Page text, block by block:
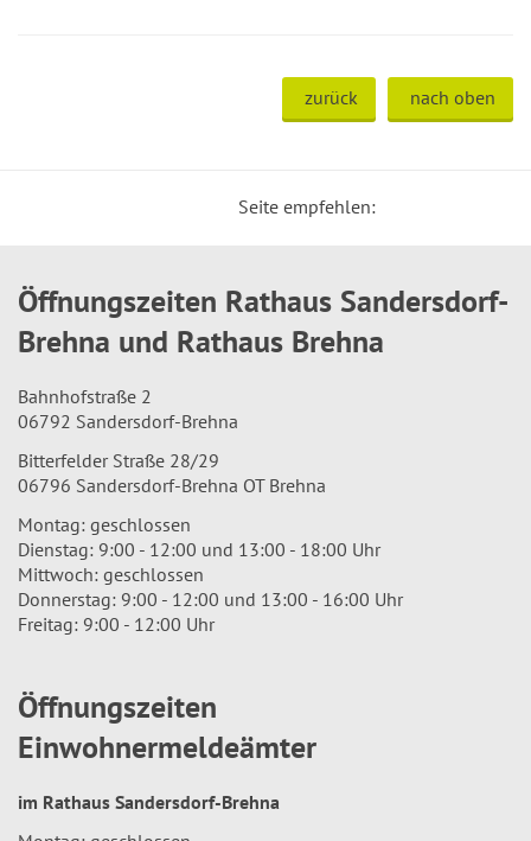
zurück nach oben
Seite empfehlen:
Öffnungszeiten Rathaus Sandersdorf-
Brehna und Rathaus Brehna
Bahnhofstraße 2
06792 Sandersdorf-Brehna
Bitterfelder Straße 28/29
06796 Sandersdorf-Brehna OT Brehna
Montag: geschlossen
Dienstag: 9:00 - 12:00 und 13:00 - 18:00 Uhr
Mittwoch: geschlossen
Donnerstag: 9:00 - 12:00 und 13:00 - 16:00 Uhr
Freitag: 9:00 - 12:00 Uhr
Öffnungszeiten
Einwohnermeldeämter
im Rathaus Sandersdorf-Brehna